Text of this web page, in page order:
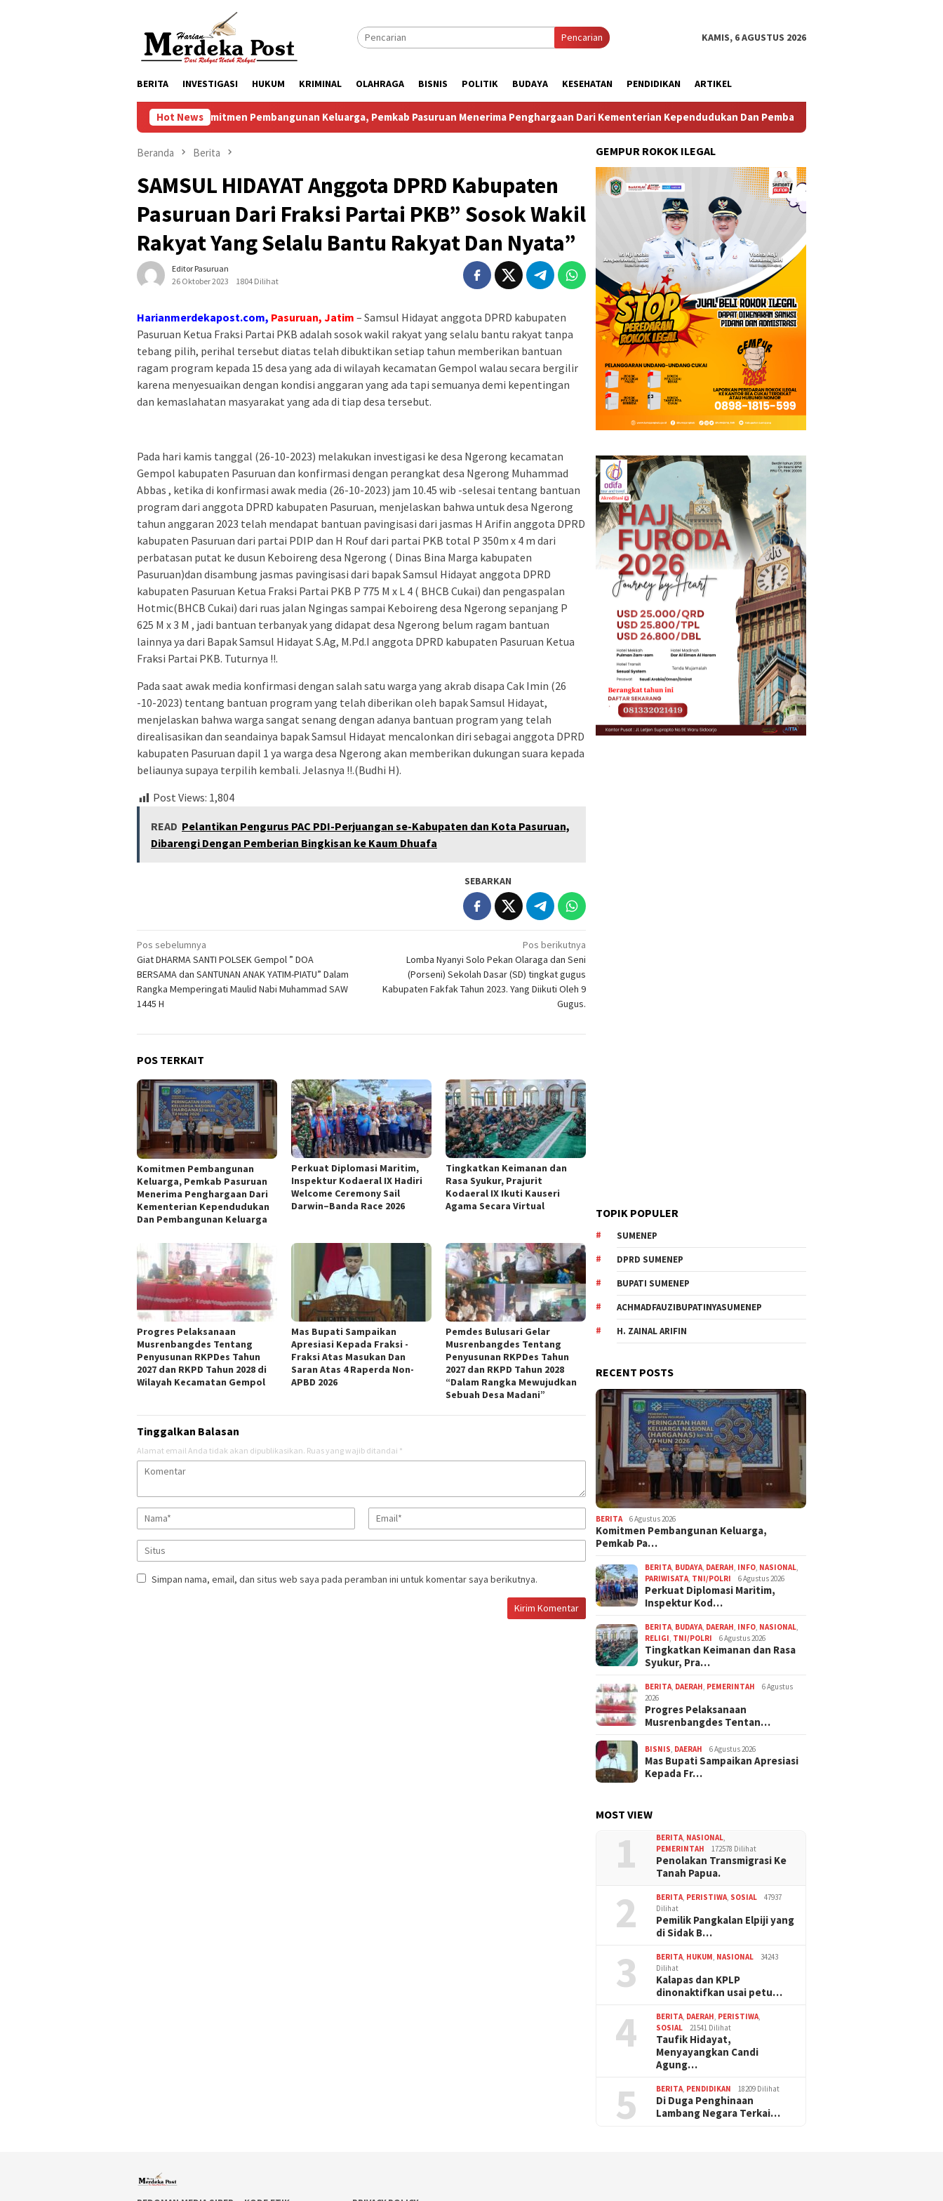
Pencarian KAMIS, 6 AGUSTUS 2026
BERITA INVESTIGASI HUKUM KRIMINAL OLAHRAGA BISNIS POLITIK BUDAYA KESEHATAN PENDIDIKAN ARTIKEL
Hot News
Komitmen Pembangunan Keluarga, Pemkab Pasuruan Menerima Penghargaan Dari Kementerian Kependudukan Dan Pembangunan Keluarga
Beranda Berita
SAMSUL HIDAYAT Anggota DPRD Kabupaten
Pasuruan Dari Fraksi Partai PKB” Sosok Wakil
Rakyat Yang Selalu Bantu Rakyat Dan Nyata”
Editor Pasuruan
26 Oktober 2023
1804 Dilihat
Harianmerdekapost.com, Pasuruan, Jatim – Samsul Hidayat anggota DPRD kabupaten
Pasuruan Ketua Fraksi Partai PKB adalah sosok wakil rakyat yang selalu bantu rakyat tanpa
tebang pilih, perihal tersebut diatas telah dibuktikan setiap tahun memberikan bantuan
ragam program kepada 15 desa yang ada di wilayah kecamatan Gempol walau secara bergilir
karena menyesuaikan dengan kondisi anggaran yang ada tapi semuanya demi kepentingan
dan kemaslahatan masyarakat yang ada di tiap desa tersebut.
Pada hari kamis tanggal (26-10-2023) melakukan investigasi ke desa Ngerong kecamatan
Gempol kabupaten Pasuruan dan konfirmasi dengan perangkat desa Ngerong Muhammad
Abbas , ketika di konfirmasi awak media (26-10-2023) jam 10.45 wib -selesai tentang bantuan
program dari anggota DPRD kabupaten Pasuruan, menjelaskan bahwa untuk desa Ngerong
tahun anggaran 2023 telah mendapat bantuan pavingisasi dari jasmas H Arifin anggota DPRD
kabupaten Pasuruan dari partai PDIP dan H Rouf dari partai PKB total P 350m x 4 m dari
perbatasan putat ke dusun Keboireng desa Ngerong ( Dinas Bina Marga kabupaten
Pasuruan)dan disambung jasmas pavingisasi dari bapak Samsul Hidayat anggota DPRD
kabupaten Pasuruan Ketua Fraksi Partai PKB P 775 M x L 4 ( BHCB Cukai) dan pengaspalan
Hotmic(BHCB Cukai) dari ruas jalan Ngingas sampai Keboireng desa Ngerong sepanjang P
625 M x 3 M , jadi bantuan terbanyak yang didapat desa Ngerong belum ragam bantuan
lainnya ya dari Bapak Samsul Hidayat S.Ag, M.Pd.I anggota DPRD kabupaten Pasuruan Ketua
Fraksi Partai PKB. Tuturnya !!.
Pada saat awak media konfirmasi dengan salah satu warga yang akrab disapa Cak Imin (26
-10-2023) tentang bantuan program yang telah diberikan oleh bapak Samsul Hidayat,
menjelaskan bahwa warga sangat senang dengan adanya bantuan program yang telah
direalisasikan dan seandainya bapak Samsul Hidayat mencalonkan diri sebagai anggota DPRD
kabupaten Pasuruan dapil 1 ya warga desa Ngerong akan memberikan dukungan suara kepada
beliaunya supaya terpilih kembali. Jelasnya !!.(Budhi H).
Post Views: 1,804
READ Pelantikan Pengurus PAC PDI-Perjuangan se-Kabupaten dan Kota Pasuruan,
Dibarengi Dengan Pemberian Bingkisan ke Kaum Dhuafa
SEBARKAN
Navigasi
pos
Pos sebelumnya
Giat DHARMA SANTI POLSEK Gempol ” DOA
BERSAMA dan SANTUNAN ANAK YATIM-PIATU” Dalam
Rangka Memperingati Maulid Nabi Muhammad SAW
1445 H
Pos berikutnya
Lomba Nyanyi Solo Pekan Olaraga dan Seni
(Porseni) Sekolah Dasar (SD) tingkat gugus
Kabupaten Fakfak Tahun 2023. Yang Diikuti Oleh 9
Gugus.
POS TERKAIT
Komitmen Pembangunan
Keluarga, Pemkab Pasuruan
Menerima Penghargaan Dari
Kementerian Kependudukan
Dan Pembangunan Keluarga
Perkuat Diplomasi Maritim,
Inspektur Kodaeral IX Hadiri
Welcome Ceremony Sail
Darwin–Banda Race 2026
Tingkatkan Keimanan dan
Rasa Syukur, Prajurit
Kodaeral IX Ikuti Kauseri
Agama Secara Virtual
Progres Pelaksanaan
Musrenbangdes Tentang
Penyusunan RKPDes Tahun
2027 dan RKPD Tahun 2028 di
Wilayah Kecamatan Gempol
Mas Bupati Sampaikan
Apresiasi Kepada Fraksi -
Fraksi Atas Masukan Dan
Saran Atas 4 Raperda Non-
APBD 2026
Pemdes Bulusari Gelar
Musrenbangdes Tentang
Penyusunan RKPDes Tahun
2027 dan RKPD Tahun 2028
“Dalam Rangka Mewujudkan
Sebuah Desa Madani”
Tinggalkan Balasan
Alamat email Anda tidak akan dipublikasikan. Ruas yang wajib ditandai *
Simpan nama, email, dan situs web saya pada peramban ini untuk komentar saya berikutnya.
GEMPUR ROKOK ILEGAL
TOPIK POPULER
SUMENEP
DPRD SUMENEP
BUPATI SUMENEP
ACHMADFAUZIBUPATINYASUMENEP
H. ZAINAL ARIFIN
RECENT POSTS
BERITA 6 Agustus 2026
Komitmen Pembangunan Keluarga,
Pemkab Pa…
BERITA, BUDAYA, DAERAH, INFO, NASIONAL,
PARIWISATA, TNI/POLRI 6 Agustus 2026
Perkuat Diplomasi Maritim,
Inspektur Kod…
BERITA, BUDAYA, DAERAH, INFO, NASIONAL,
RELIGI, TNI/POLRI 6 Agustus 2026
Tingkatkan Keimanan dan Rasa
Syukur, Pra…
BERITA, DAERAH, PEMERINTAH
6 Agustus
2026
Progres Pelaksanaan
Musrenbangdes Tentan…
BISNIS, DAERAH 6 Agustus 2026
Mas Bupati Sampaikan Apresiasi
Kepada Fr…
MOST VIEW
1 BERITA, NASIONAL,
PEMERINTAH
172578 Dilihat
Penolakan Transmigrasi Ke
Tanah Papua.
2 BERITA, PERISTIWA, SOSIAL
47937
Dilihat
Pemilik Pangkalan Elpiji yang
di Sidak B…
3 BERITA, HUKUM, NASIONAL
34243
Dilihat
Kalapas dan KPLP
dinonaktifkan usai petu…
4 BERITA, DAERAH, PERISTIWA,
SOSIAL
21541 Dilihat
Taufik Hidayat,
Menyayangkan Candi
Agung…
5 BERITA, PENDIDIKAN 18209 Dilihat
Di Duga Penghinaan
Lambang Negara Terkai…